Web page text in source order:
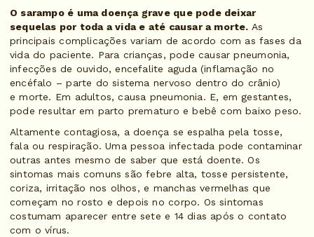
O sarampo é uma doença grave que pode deixar
sequelas por toda a vida e até causar a morte. As
principais complicações variam de acordo com as fases da
vida do paciente. Para crianças, pode causar pneumonia,
infecções de ouvido, encefalite aguda (inflamação no
encéfalo – parte do sistema nervoso dentro do crânio)
e morte. Em adultos, causa pneumonia. E, em gestantes,
pode resultar em parto prematuro e bebê com baixo peso.
Altamente contagiosa, a doença se espalha pela tosse,
fala ou respiração. Uma pessoa infectada pode contaminar
outras antes mesmo de saber que está doente. Os
sintomas mais comuns são febre alta, tosse persistente,
coriza, irritação nos olhos, e manchas vermelhas que
começam no rosto e depois no corpo. Os sintomas
costumam aparecer entre sete e 14 dias após o contato
com o vírus.